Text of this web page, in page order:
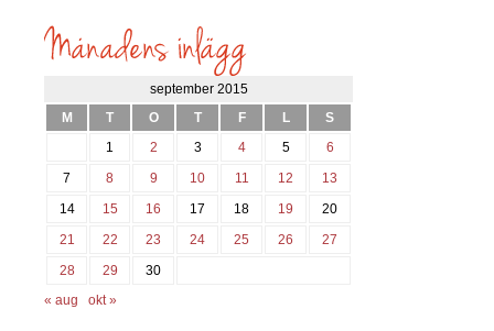
söks?
september 2015
M
T O T F L
S
1
2 3 4 5
6
7
8 9 10 11 12
13
14
15 16 17 18 19
20
21
22 23 24 25 26
27
28
29
30
« aug
okt »